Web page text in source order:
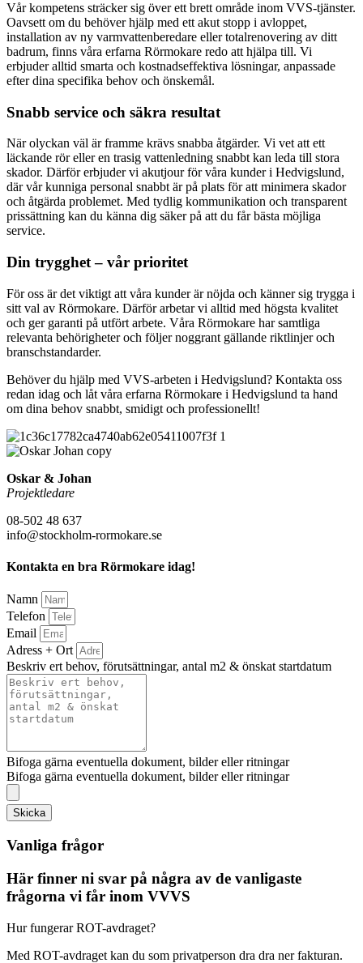
Vår kompetens sträcker sig över ett brett område inom VVS-tjänster.
Oavsett om du behöver hjälp med ett akut stopp i avloppet,
installation av ny varmvattenberedare eller totalrenovering av ditt
badrum, finns våra erfarna Rörmokare redo att hjälpa till. Vi
erbjuder alltid smarta och kostnadseffektiva lösningar, anpassade
efter dina specifika behov och önskemål.
Snabb service och säkra resultat
När olyckan väl är framme krävs snabba åtgärder. Vi vet att ett
läckande rör eller en trasig vattenledning snabbt kan leda till stora
skador. Därför erbjuder vi akutjour för våra kunder i Hedvigslund,
där vår kunniga personal snabbt är på plats för att minimera skador
och åtgärda problemet. Med tydlig kommunikation och transparent
prissättning kan du känna dig säker på att du får bästa möjliga
service.
Din trygghet – vår prioritet
För oss är det viktigt att våra kunder är nöjda och känner sig trygga i
sitt val av Rörmokare. Därför arbetar vi alltid med högsta kvalitet
och ger garanti på utfört arbete. Våra Rörmokare har samtliga
relevanta behörigheter och följer noggrant gällande riktlinjer och
branschstandarder.
Behöver du hjälp med VVS-arbeten i Hedvigslund? Kontakta oss
redan idag och låt våra erfarna Rörmokare i Hedvigslund ta hand
om dina behov snabbt, smidigt och professionellt!
Oskar & Johan
Projektledare
08-502 48 637
info@stockholm-rormokare.se
Kontakta en bra Rörmokare idag!
Namn
Telefon
Email
Adress + Ort
Beskriv ert behov, förutsättningar, antal m2 & önskat startdatum
Bifoga gärna eventuella dokument, bilder eller ritningar
Bifoga gärna eventuella dokument, bilder eller ritningar
Skicka
Vanliga frågor
Här finner ni svar på några av de vanligaste
frågorna vi får inom VVVS
Hur fungerar ROT-avdraget?
Med ROT-avdraget kan du som privatperson dra dra ner fakturan.